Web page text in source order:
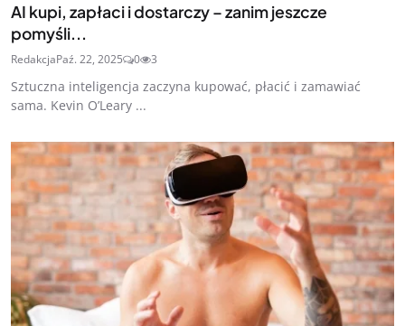
AI kupi, zapłaci i dostarczy – zanim jeszcze
pomyśli...
RedakcjaPaź. 22, 2025 0 3
Sztuczna inteligencja zaczyna kupować, płacić i zamawiać
sama. Kevin O’Leary ...